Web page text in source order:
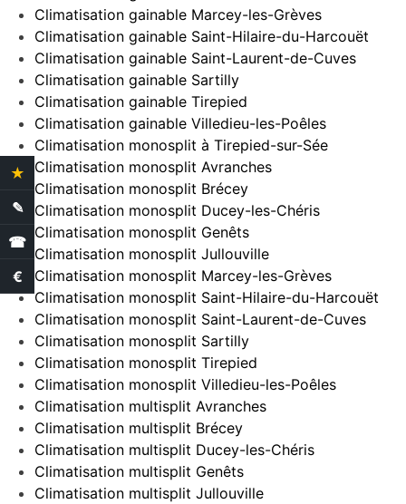
Climatisation gainable Marcey-les-Grèves
Climatisation gainable Saint-Hilaire-du-Harcouët
Climatisation gainable Saint-Laurent-de-Cuves
Climatisation gainable Sartilly
Climatisation gainable Tirepied
Climatisation gainable Villedieu-les-Poêles
Climatisation monosplit à Tirepied-sur-Sée
Climatisation monosplit Avranches
Climatisation monosplit Brécey
Climatisation monosplit Ducey-les-Chéris
Climatisation monosplit Genêts
Climatisation monosplit Jullouville
Climatisation monosplit Marcey-les-Grèves
Climatisation monosplit Saint-Hilaire-du-Harcouët
Climatisation monosplit Saint-Laurent-de-Cuves
Climatisation monosplit Sartilly
Climatisation monosplit Tirepied
Climatisation monosplit Villedieu-les-Poêles
Climatisation multisplit Avranches
Climatisation multisplit Brécey
Climatisation multisplit Ducey-les-Chéris
Climatisation multisplit Genêts
Climatisation multisplit Jullouville
★ 4.4 Avis clients
✎ Demande de devis
☎
€
Estimation des aides